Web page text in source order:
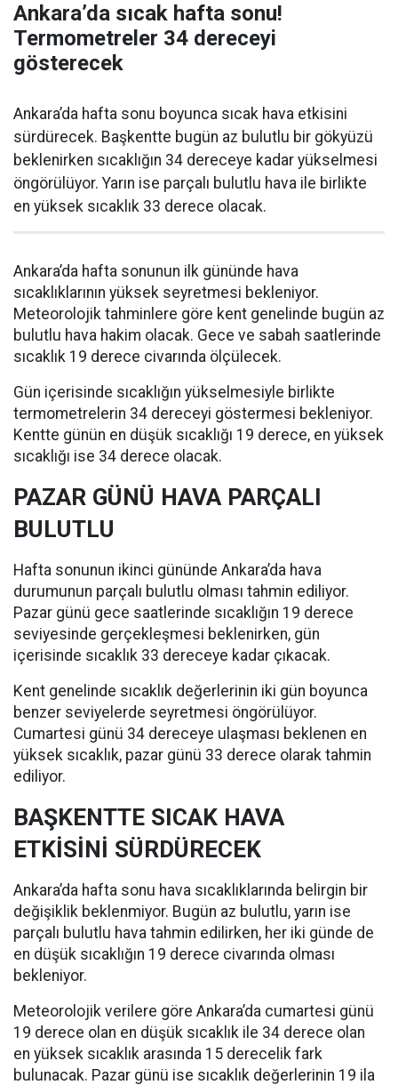
Ankara’da sıcak hafta sonu!
Termometreler 34 dereceyi
gösterecek
Ankara’da hafta sonu boyunca sıcak hava etkisini
sürdürecek. Başkentte bugün az bulutlu bir gökyüzü
beklenirken sıcaklığın 34 dereceye kadar yükselmesi
öngörülüyor. Yarın ise parçalı bulutlu hava ile birlikte
en yüksek sıcaklık 33 derece olacak.
Ankara’da hafta sonunun ilk gününde hava
sıcaklıklarının yüksek seyretmesi bekleniyor.
Meteorolojik tahminlere göre kent genelinde bugün az
bulutlu hava hakim olacak. Gece ve sabah saatlerinde
sıcaklık 19 derece civarında ölçülecek.
Gün içerisinde sıcaklığın yükselmesiyle birlikte
termometrelerin 34 dereceyi göstermesi bekleniyor.
Kentte günün en düşük sıcaklığı 19 derece, en yüksek
sıcaklığı ise 34 derece olacak.
PAZAR GÜNÜ HAVA PARÇALI
BULUTLU
Hafta sonunun ikinci gününde Ankara’da hava
durumunun parçalı bulutlu olması tahmin ediliyor.
Pazar günü gece saatlerinde sıcaklığın 19 derece
seviyesinde gerçekleşmesi beklenirken, gün
içerisinde sıcaklık 33 dereceye kadar çıkacak.
Kent genelinde sıcaklık değerlerinin iki gün boyunca
benzer seviyelerde seyretmesi öngörülüyor.
Cumartesi günü 34 dereceye ulaşması beklenen en
yüksek sıcaklık, pazar günü 33 derece olarak tahmin
ediliyor.
BAŞKENTTE SICAK HAVA
ETKİSİNİ SÜRDÜRECEK
Ankara’da hafta sonu hava sıcaklıklarında belirgin bir
değişiklik beklenmiyor. Bugün az bulutlu, yarın ise
parçalı bulutlu hava tahmin edilirken, her iki günde de
en düşük sıcaklığın 19 derece civarında olması
bekleniyor.
Meteorolojik verilere göre Ankara’da cumartesi günü
19 derece olan en düşük sıcaklık ile 34 derece olan
en yüksek sıcaklık arasında 15 derecelik fark
bulunacak. Pazar günü ise sıcaklık değerlerinin 19 ila